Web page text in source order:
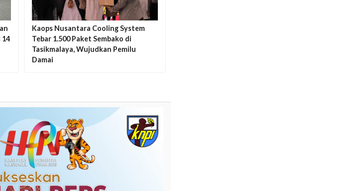
14
Kaops Nusantara Cooling System
Tebar 1.500 Paket Sembako di
Tasikmalaya, Wujudkan Pemilu
Damai